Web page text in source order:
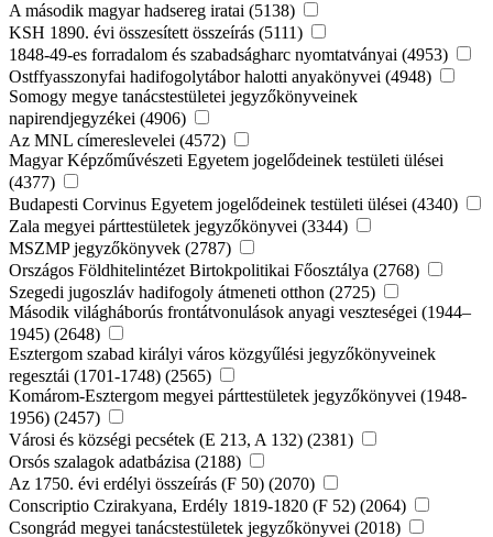
A második magyar hadsereg iratai (5138)
KSH 1890. évi összesített összeírás (5111)
1848-49-es forradalom és szabadságharc nyomtatványai (4953)
Ostffyasszonyfai hadifogolytábor halotti anyakönyvei (4948)
Somogy megye tanácstestületei jegyzőkönyveinek
napirendjegyzékei (4906)
Az MNL címereslevelei (4572)
Magyar Képzőművészeti Egyetem jogelődeinek testületi ülései
(4377)
Budapesti Corvinus Egyetem jogelődeinek testületi ülései (4340)
Zala megyei párttestületek jegyzőkönyvei (3344)
MSZMP jegyzőkönyvek (2787)
Országos Földhitelintézet Birtokpolitikai Főosztálya (2768)
Szegedi jugoszláv hadifogoly átmeneti otthon (2725)
Második világháborús frontátvonulások anyagi veszteségei (1944–
1945) (2648)
Esztergom szabad királyi város közgyűlési jegyzőkönyveinek
regesztái (1701-1748) (2565)
Komárom-Esztergom megyei párttestületek jegyzőkönyvei (1948-
1956) (2457)
Városi és községi pecsétek (E 213, A 132) (2381)
Orsós szalagok adatbázisa (2188)
Az 1750. évi erdélyi összeírás (F 50) (2070)
Conscriptio Czirakyana, Erdély 1819-1820 (F 52) (2064)
Csongrád megyei tanácstestületek jegyzőkönyvei (2018)